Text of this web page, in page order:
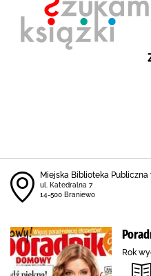
Miejska Biblioteka
ul. Katedralna 7
14-500 Braniewo
Rok